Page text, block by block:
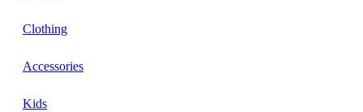
Clothing
Accessories
Kids